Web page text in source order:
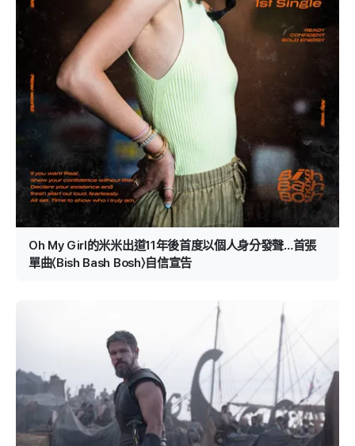
Oh My Girl的米米出道11年後首度以個人身分發聲…首張
單曲〈Bish Bash Bosh〉自信宣告